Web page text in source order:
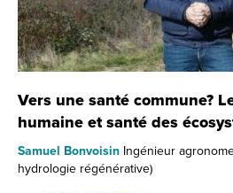
Vers une santé commune?
humaine et santé des
Samuel Bonvoisin Ingénieur
hydrologie régénérative)